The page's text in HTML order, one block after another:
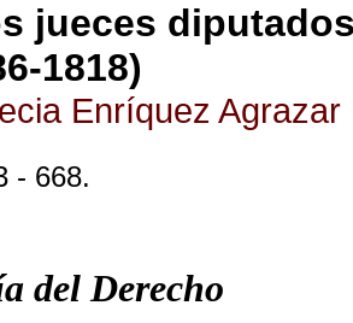
jueces
1818)
Enríquez Agrazar
- 668.
del Derecho